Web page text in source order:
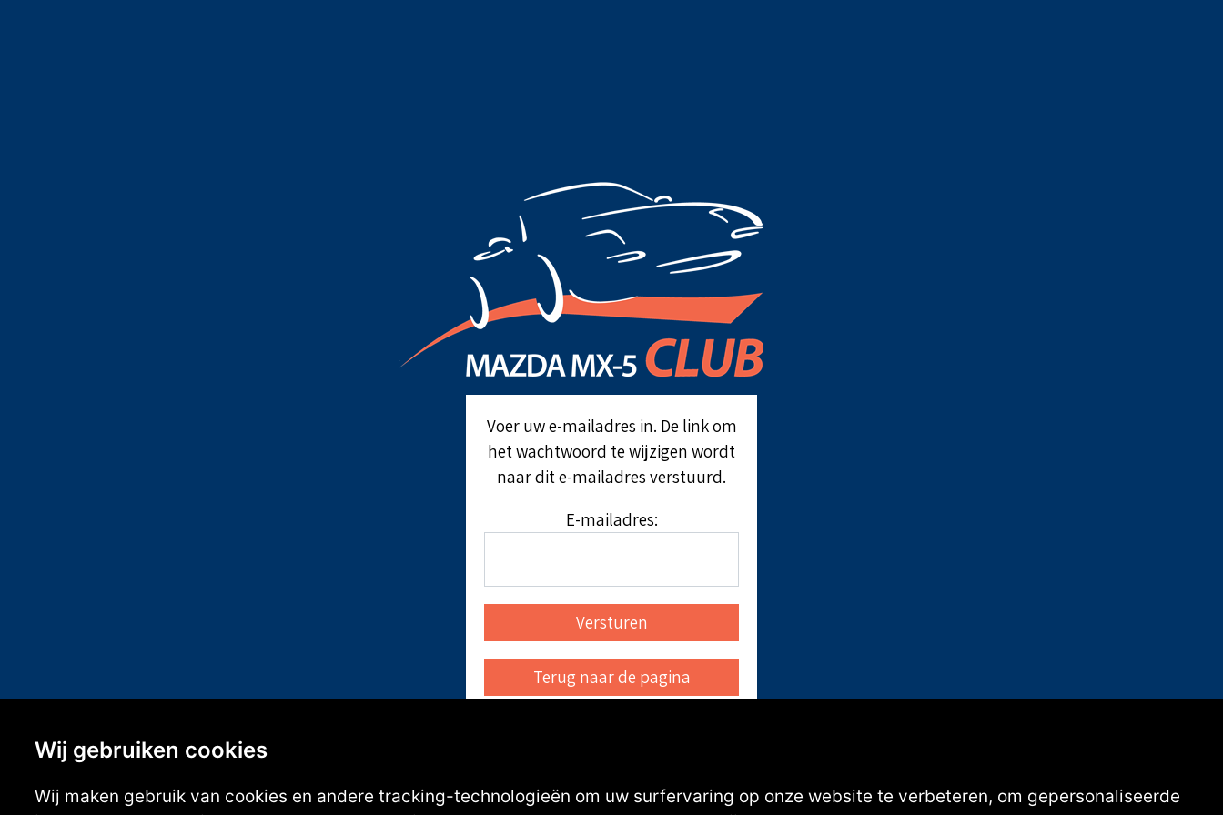
Voer uw e-mailadres in. De link om
het wachtwoord te wijzigen wordt
naar dit e-mailadres verstuurd.
E-mailadres:
Wij gebruiken cookies
Wij maken gebruik van cookies en andere tracking-technologieën om uw surfervaring op onze website te verbeteren, om gepersonaliseerde